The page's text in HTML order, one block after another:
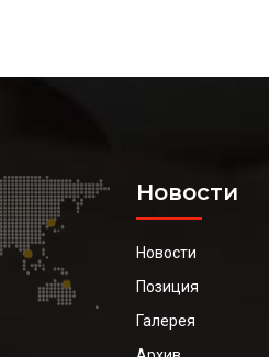
Новости
Новости
Позиция
Галерея